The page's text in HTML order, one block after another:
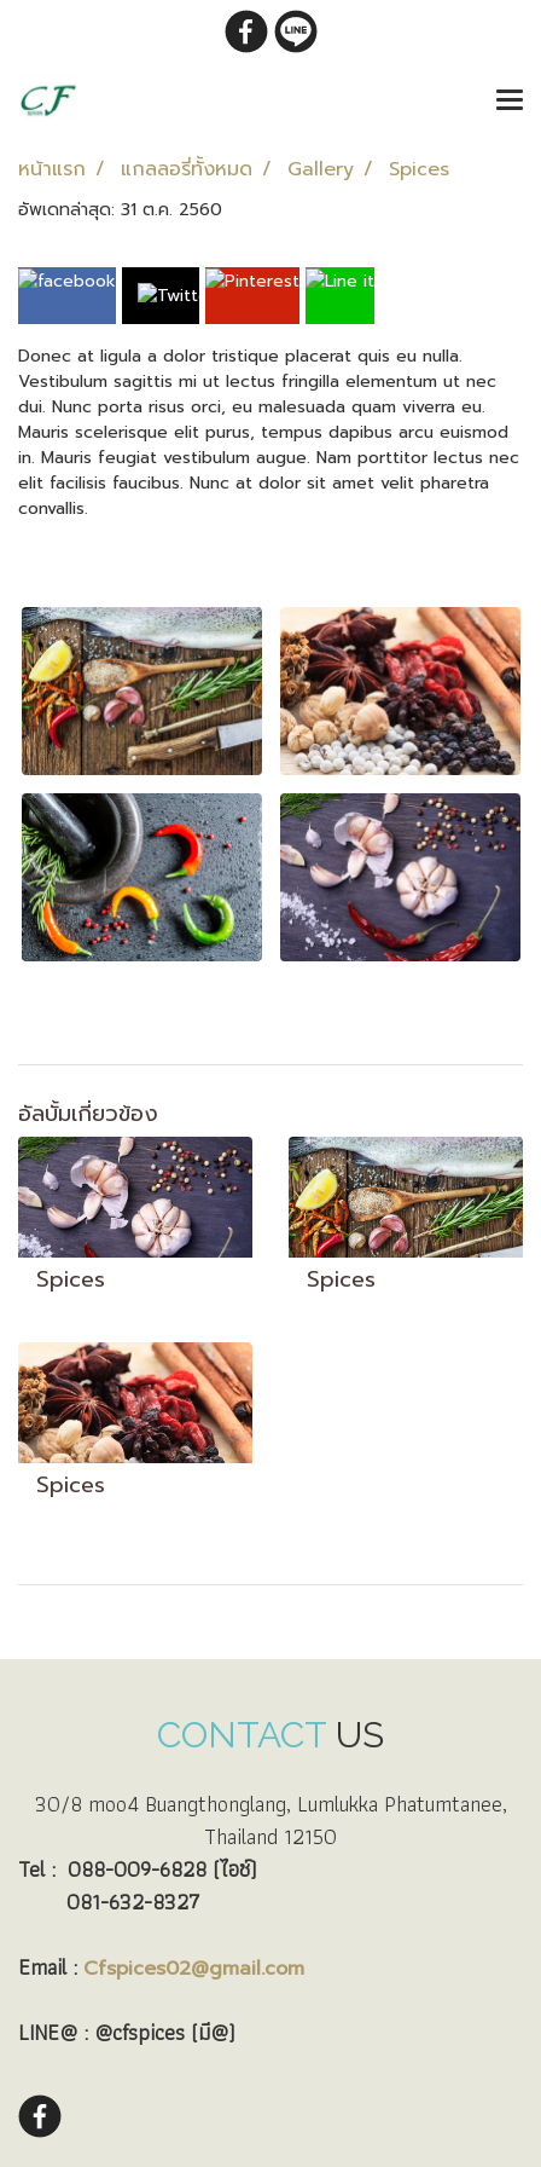
หน้าแรก แกลลอรี่ทั้งหมด Gallery Spices
อัพเดทล่าสุด: 31 ต.ค. 2560
Donec at ligula a dolor tristique placerat quis eu nulla.
Vestibulum sagittis mi ut lectus fringilla elementum ut nec
dui. Nunc porta risus orci, eu malesuada quam viverra eu.
Mauris scelerisque elit purus, tempus dapibus arcu euismod
in. Mauris feugiat vestibulum augue. Nam porttitor lectus nec
elit facilisis faucibus. Nunc at dolor sit amet velit pharetra
convallis.
อัลบั้มเกี่ยวข้อง
Spices Spices
Spices
CONTACT US
30/8 moo4 Buangthonglang, Lumlukka Phatumtanee,
Thailand 12150
Tel : 088-009-6828 (ไอซ์)
081-632-8327
Email : Cfspices02@gmail.com
LINE@ : @cfspices (มี@)